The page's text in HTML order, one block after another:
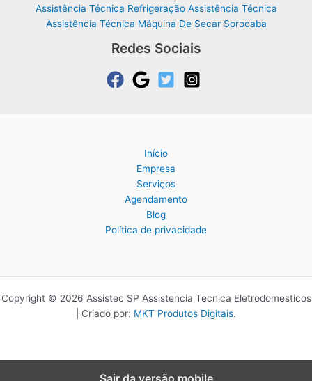
Assistência Técnica Refrigeração Assistência Técnica
Assistência Técnica Máquina De Secar Sorocaba
Redes Sociais
Início
Empresa
Serviços
Agendamento
Blog
Política de privacidade
Copyright © 2026 Assistec SP Assistencia Tecnica Eletrodomesticos
| Criado por: MKT Produtos Digitais.